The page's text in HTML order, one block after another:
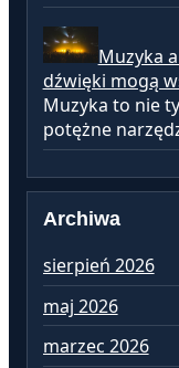
Muzyka
dźwięki mogą
Muzyka to nie
potężne
Archiwa
sierpień 2026
maj 2026
marzec 2026